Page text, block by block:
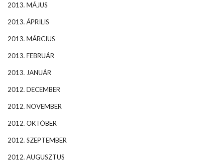
2013. MÁJUS
2013. ÁPRILIS
2013. MÁRCIUS
2013. FEBRUÁR
2013. JANUÁR
2012. DECEMBER
2012. NOVEMBER
2012. OKTÓBER
2012. SZEPTEMBER
2012. AUGUSZTUS